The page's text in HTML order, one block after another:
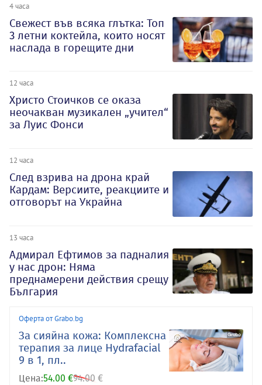
4 часа
Свежест във всяка глътка: Топ
3 летни коктейла, които носят
наслада в горещите дни
12 часа
Христо Стоичков се оказа
неочакван музикален „учител“
за Луис Фонси
12 часа
След взрива на дрона край
Кардам: Версиите, реакциите и
отговорът на Украйна
13 часа
Адмирал Ефтимов за падналия
у нас дрон: Няма
преднамерени действия срещу
България
Оферта от Grabo.bg
За сияйна кожа: Комплексна
терапия за лице Hydrafacial
9 в 1, пл..
Цена:54.00 €94.00 €